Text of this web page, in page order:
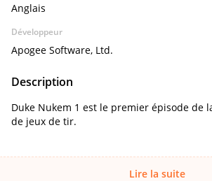
Anglais
Développeur
Apogee Software, Ltd.
Description
Duke Nukem 1 est le premier épisode de
de jeux de tir.
Lire la suite